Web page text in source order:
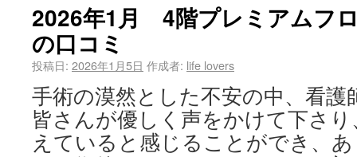
2026年1月 4階プレミアムフ
の口コミ
投稿日: 2026年1月5日 作成者: life lovers
手術の漠然とした不安の中、看
皆さんが優しく声をかけて下さ
えていると感じることができ、